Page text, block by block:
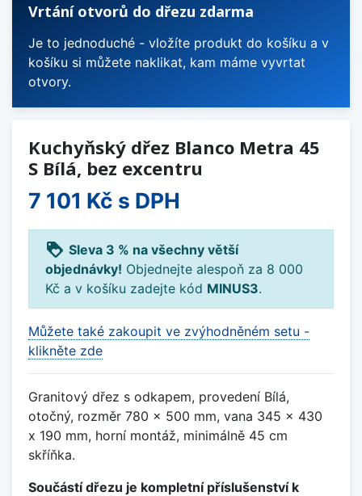
Vrtání otvorů do dřezu zdarma
Je to jednoduché - vložíte produkt do košíku a v
košíku si můžete naklikat, kam máme vyvrtat
otvory.
Kuchyňský dřez Blanco Metra 45
S Bílá, bez excentru
7 101 Kč s DPH
loyalty Sleva 3 % na všechny větší
objednávky! Objednejte alespoň za 8 000
Kč a v košíku zadejte kód MINUS3.
Můžete také zakoupit ve zvýhodněném setu -
klikněte zde
Granitový dřez s odkapem, provedení Bílá,
otočný, rozměr 780 x 500 mm, vana 345 x 430
x 190 mm, horní montáž, minimálně 45 cm
skříňka.
Součástí dřezu je kompletní příslušenství k